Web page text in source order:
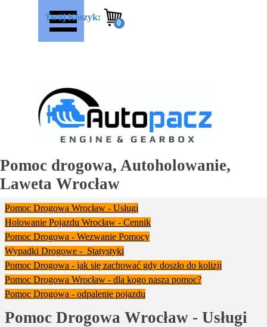
Twój Koszyk:
Pomoc drogowa, Autoholowanie,
Laweta Wrocław
Pomoc Drogowa Wrocław - Usługi
Holowanie Pojazdu Wrocław - Cennik
Pomoc Drogowa - Wezwanie Pomocy
Wypadki Drogowe - Statystyki
Pomoc Drogowa - jak się zachować gdy doszło do kolizji
Pomoc Drogowa Wrocław - dla kogo nasza pomoc?
Pomoc Drogowa - odpalenie pojazdu
Pomoc Drogowa Wrocław - Usługi